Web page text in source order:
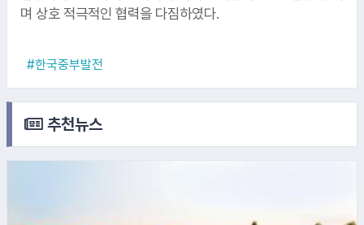
며 상호 적극적인 협력을 다짐하였다.
#한국중부발전
추천뉴스